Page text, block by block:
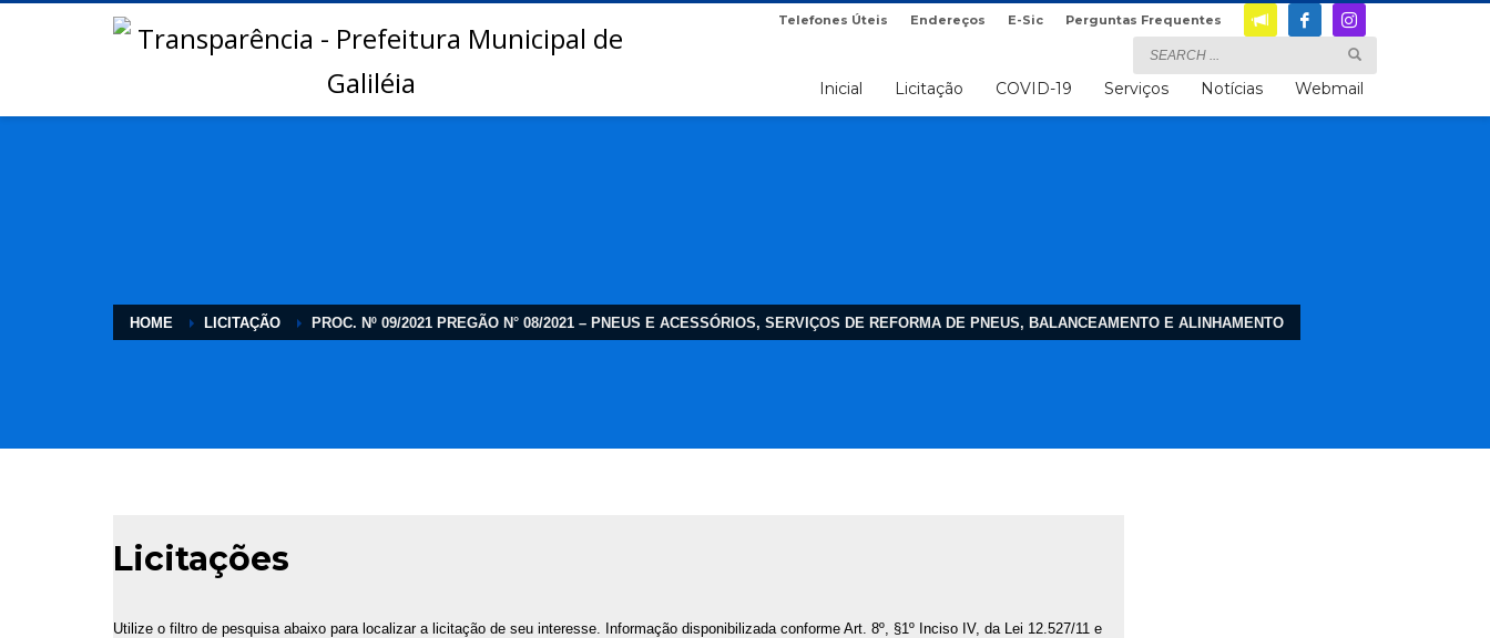
Telefones Úteis Endereços E-Sic Perguntas Frequentes
Inicial Licitação COVID-19 Serviços Notícias Webmail
HOME LICITAÇÃO PROC. Nº 09/2021 PREGÃO N° 08/2021 – PNEUS E ACESSÓRIOS, SERVIÇOS DE REFORMA DE PNEUS, BALANCEAMENTO E ALINHAMENTO
Licitações
Utilize o filtro de pesquisa abaixo para localizar a licitação de seu interesse. Informação disponibilizada conforme Art. 8º, §1º Inciso IV, da Lei 12.527/11 e